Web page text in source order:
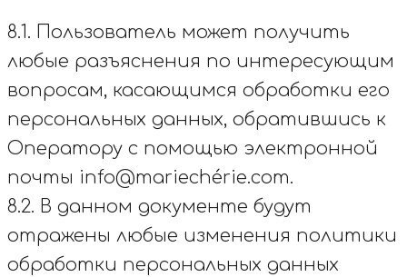
8.1. Пользователь может получить
любые разъяснения по интересующим
вопросам, касающимся обработки его
персональных данных, обратившись к
Оператору с помощью электронной
почты info@mariechérie.com.
8.2. В данном документе будут
отражены любые изменения политики
обработки персональных данных